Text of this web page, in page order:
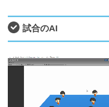
試合のAI